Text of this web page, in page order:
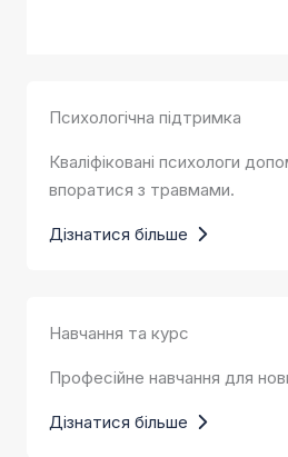
Психологічна підтримка
Кваліфіковані психологи
впоратися з травмами.
Дізнатися більше
Навчання та курс
Професійне навчання для
Дізнатися більше